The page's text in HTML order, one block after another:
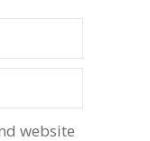
website